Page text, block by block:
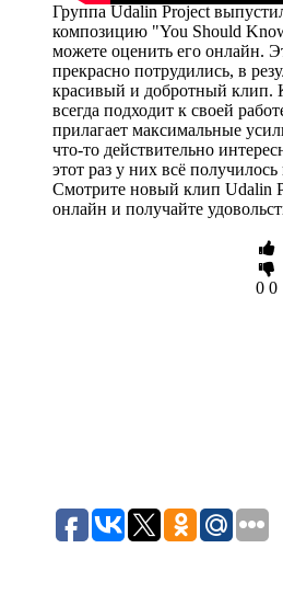
Группа Udalin Project
композицию "You Should
можете оценить его онлайн.
прекрасно потрудились, в
красивый и добротный клип.
всегда подходит к своей
прилагает максимальные
что-то действительно
этот раз у них всё получилось
Смотрите новый клип Udalin
онлайн и получайте
0 0